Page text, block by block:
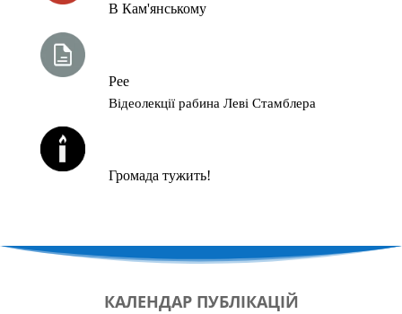
В Кам'янському
Рее
Відеолекції рабина Леві Стамблера
Громада тужить!
КАЛЕНДАР ПУБЛІКАЦІЙ